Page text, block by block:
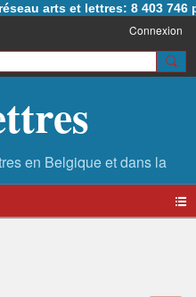
arts et lettres: 8 403 746
Connexion